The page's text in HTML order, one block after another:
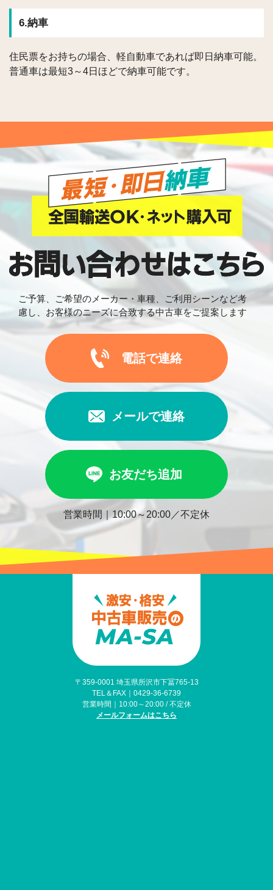
6.納車
住民票をお持ちの場合、軽自動車であれば即日納車可能。
普通車は最短3～4日ほどで納車可能です。
ご予算、ご希望のメーカー・車種、ご利用シーンなど考
慮し、 お客様のニーズに合致する中古車をご提案します
電話で連絡
メールで連絡
お友だち追加
営業時間｜10:00～20:00／不定休
〒359-0001 埼玉県所沢市下冨765-13
TEL＆FAX｜ 0429-36-6739
営業時間｜10:00～20:00 / 不定休
メールフォームはこちら